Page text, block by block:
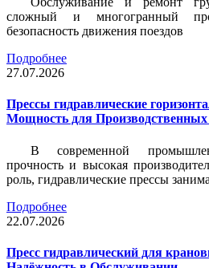
сложный и многогранный
безопасность движения поездов
Подробнее
27.07.2026
Прессы гидравлические
Мощность для Производственных
В современной
прочность и высокая
роль, гидравлические прессы
Подробнее
22.07.2026
Пресс гидравлический для